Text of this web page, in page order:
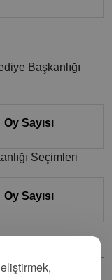
Başkanlığı
Oy Sayısı
Seçimleri
Oy Sayısı